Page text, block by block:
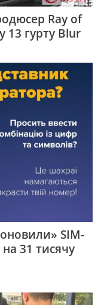
Ray of
гурту Blur
SIM-
31 тисячу